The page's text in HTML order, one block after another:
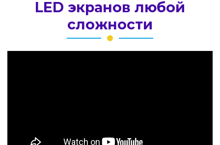
LED экранов любой
сложности